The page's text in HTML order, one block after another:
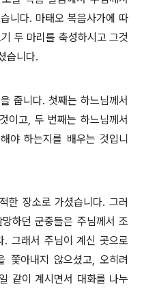
니다. 마태오 복음사가에 따
두 마리를 축성하시고 그것
습니다.
줍니다. 첫째는 하느님께서
이고, 두 번째는 하느님께서
야 하는지를 배우는 것입니
한 장소로 가셨습니다. 그러
하던 군중들은 주님께서 조
. 그래서 주님이 계신 곳으로
쫓아내지 않으셨고, 오히려
같이 계시면서 대화를 나누